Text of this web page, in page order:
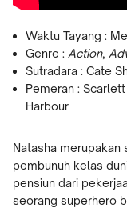
Waktu Tayang :
Genre : Action,
Sutradara : Cate
Pemeran :
Harbour
Natasha
pembunuh kelas
pensiun dari
seorang superhero